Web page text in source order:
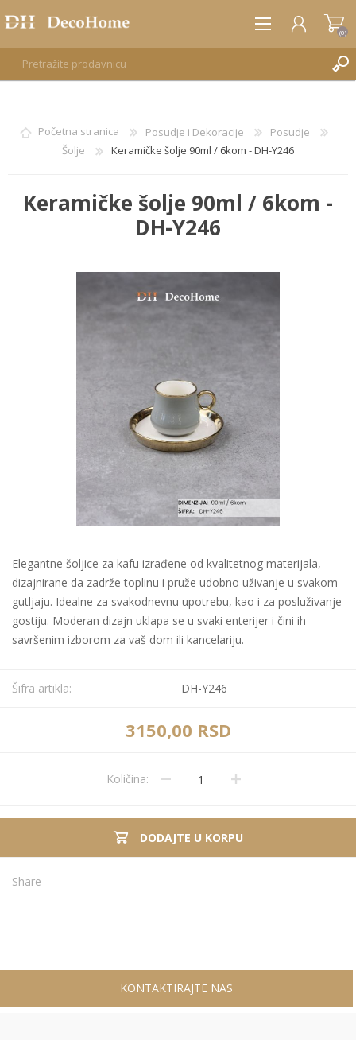
REGISTRUJTE SE
PRIJAVA
(0)
Početna stranica Posudje i Dekoracije
Posudje
Šolje
Keramičke šolje 90ml / 6kom - DH-Y246
Keramičke šolje 90ml / 6kom -
DH-Y246
Elegantne šoljice za kafu izrađene od kvalitetnog materijala,
dizajnirane da zadrže toplinu i pruže udobno uživanje u svakom
gutljaju. Idealne za svakodnevnu upotrebu, kao i za posluživanje
gostiju. Moderan dizajn uklapa se u svaki enterijer i čini ih
savršenim izborom za vaš dom ili kancelariju.
Šifra artikla: DH-Y246
3150,00 RSD
Količina:
DODAJTE U KORPU
Share
KONTAKTIRAJTE NAS